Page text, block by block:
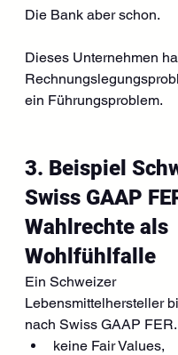
Die Bank aber schon.
Dieses Unternehmen
ein Führungsproblem.
3. Beispiel
Swiss GAAP
Wahlrechte als
Wohlfühlfalle
Ein Schweizer
Lebensmittelhersteller
nach Swiss GAAP
keine Fair Values,